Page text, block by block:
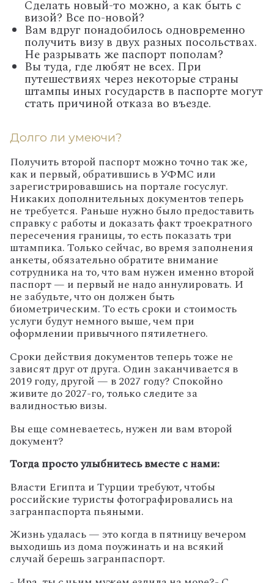
Сделать новый-то можно, а как быть с
визой? Все по-новой?
Вам вдруг понадобилось одновременно
получить визу в двух разных посольствах.
Не разрывать же паспорт пополам?
Вы туда, где любят не всех. При
путешествиях через некоторые страны
штампы иных государств в паспорте могут
стать причиной отказа во въезде.
Долго ли умеючи?
Получить второй паспорт можно точно так же,
как и первый, обратившись в УФМС или
зарегистрировавшись на портале госуслуг.
Никаких дополнительных документов теперь
не требуется. Раньше нужно было предоставить
справку с работы и доказать факт троекратного
пересечения границы, то есть показать три
штампика. Только сейчас, во время заполнения
анкеты, обязательно обратите внимание
сотрудника на то, что вам нужен именно второй
паспорт — и первый не надо аннулировать. И
не забудьте, что он должен быть
биометрическим. То есть сроки и стоимость
услуги будут немного выше, чем при
оформлении привычного пятилетнего.
Сроки действия документов теперь тоже не
зависят друг от друга. Один заканчивается в
2019 году, другой — в 2027 году? Спокойно
живите до 2027-го, только следите за
валидностью визы.
Вы еще сомневаетесь, нужен ли вам второй
документ?
Тогда просто улыбнитесь вместе с нами:
Власти Египта и Турции требуют, чтобы
российские туристы фотографировались на
загранпаспорта пьяными.
Жизнь удалась — это когда в пятницу вечером
выходишь из дома поужинать и на всякий
случай берешь загранпаспорт.